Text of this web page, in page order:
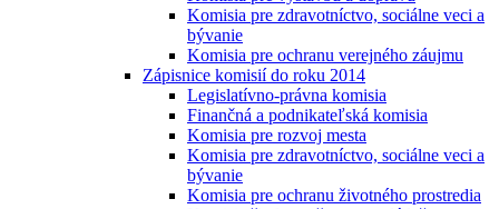
Komisia pre zdravotníctvo, sociálne veci a
bývanie
Komisia pre ochranu verejného záujmu
Zápisnice komisií do roku 2014
Legislatívno-právna komisia
Finančná a podnikateľská komisia
Komisia pre rozvoj mesta
Komisia pre zdravotníctvo, sociálne veci a
bývanie
Komisia pre ochranu životného prostredia